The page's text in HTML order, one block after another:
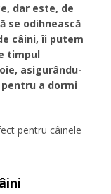
dar este, de
se odihnească
câini, îi putem
timpul
asigurându-
a dormi
pentru câinele